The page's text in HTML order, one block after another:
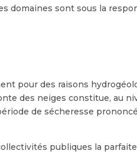
domaines sont sous la
pour des raisons
des neiges constitue, au
de sécheresse
publiques la